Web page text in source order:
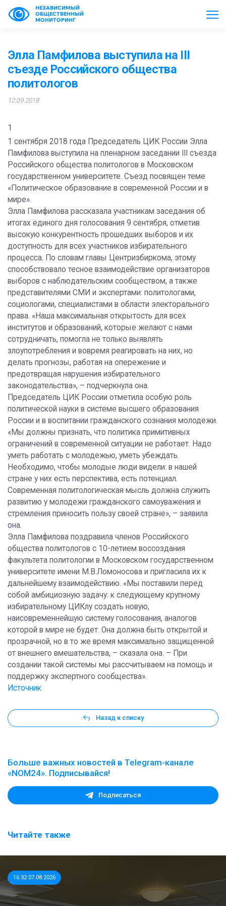
НЕЗАВИСИМЫЙ
ОБЩЕСТВЕННЫЙ
МОНИТОРИНГ
Элла Памфилова выступила на III
съезде Российского общества
политологов
12.09.2018
1
1 сентября 2018 года Председатель ЦИК России Элла
Памфилова выступила на пленарном заседании III съезда
Российского общества политологов в Московском
государственном университете. Съезд посвящен теме
«Политическое образование в современной России и в
мире».
Элла Памфилова рассказала участникам заседания об
итогах единого дня голосования 9 сентября, отметив
высокую конкурентность прошедших выборов и их
доступность для всех участников избирательного
процесса. По словам главы Центризбиркома, этому
способствовало тесное взаимодействие организаторов
выборов с наблюдательским сообществом, а также
представителями СМИ и экспертами: политологами,
социологами, специалистами в области электорального
права. «Наша максимальная открытость для всех
институтов и образований, которые желают с нами
сотрудничать, помогла не только выявлять
злоупотребления и вовремя реагировать на них, но
делать прогнозы, работая на опережение и
предотвращая нарушения избирательного
законодательства», – подчеркнула она.
Председатель ЦИК России отметила особую роль
политической науки в системе высшего образования
России и в воспитании гражданского сознания молодежи.
«Мы должны признать, что политика примитивных
ограничений в современной ситуации не работает. Надо
уметь работать с молодежью, уметь убеждать.
Необходимо, чтобы молодые люди видели: в нашей
стране у них есть перспектива, есть потенциал.
Современная политологическая мысль должна служить
развитию у молодежи гражданского самоуважения и
стремления приносить пользу своей стране», – заявила
она.
Элла Памфилова поздравила членов Российского
общества политологов с 10-летием воссоздания
факультета политологии в Московском государственном
университете имени М.В.Ломоносова и пригласила их к
дальнейшему взаимодействию. «Мы поставили перед
собой амбициозную задачу: к следующему крупному
избирательному ЦИКлу создать новую,
наисовременнейшую систему голосования, аналогов
которой в мире не будет. Она должна быть открытой и
прозрачной, но в то же время максимально защищенной
от внешнего вмешательства, – сказала она. – При
создании такой системы мы рассчитываем на помощь и
поддержку экспертного сообщества».
Источник
Назад к списку
Больше важных новостей в Telegram-канале
«NOM24». Подписывайся!
Подписаться
Читайте также
16:32 07.08.2026